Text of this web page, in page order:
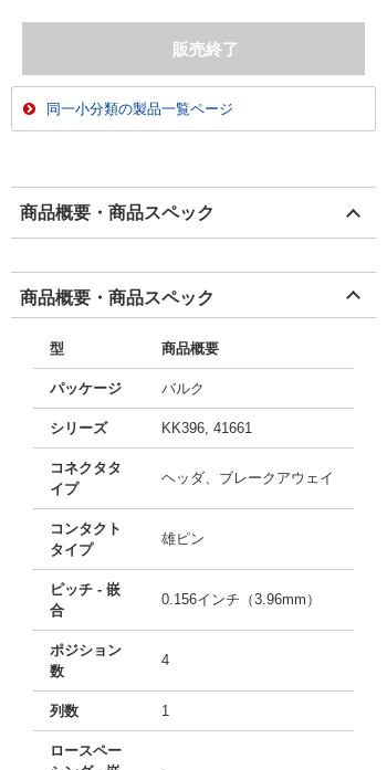
同一小分類の製品一覧ページ
商品概要・商品スペック
商品概要・商品スペック
型 商品概要
パッケージ バルク
シリーズ KK396, 41661
コネクタタ
イプ
ヘッダ、ブレークアウェイ
コンタクト
タイプ
雄ピン
ピッチ - 嵌
合
0.156インチ（3.96mm）
ポジション
数
4
列数 1
ロースペー